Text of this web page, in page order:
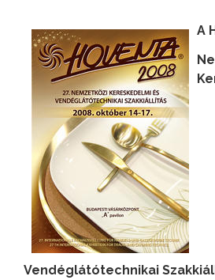
A
Vendéglátótechnikai